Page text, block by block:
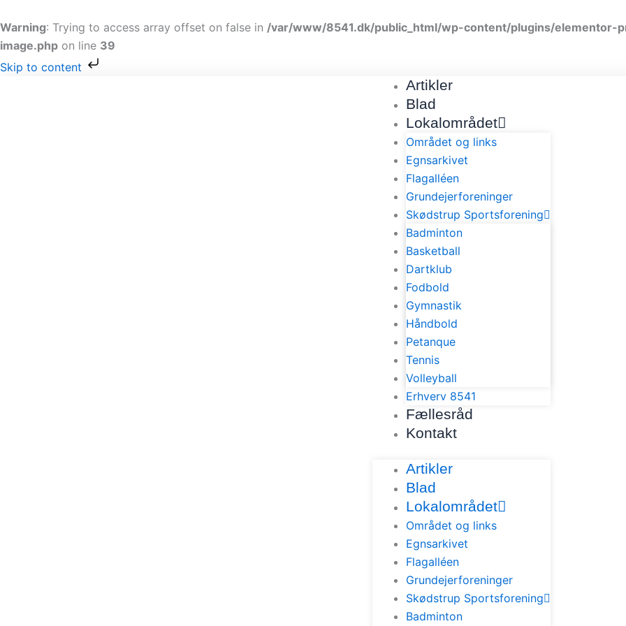
Warning: Trying to access array offset on false in /var/www/8541.dk/public_html/wp-content/plugins/
image.php on line 39
Skip to content
til
indholdet
Artikler
Blad
Lokalområdet
Området og links
Egnsarkivet
Flagalléen
Grundejerforeninger
Skødstrup Sportsforening
Badminton
Basketball
Dartklub
Fodbold
Gymnastik
Håndbold
Petanque
Tennis
Volleyball
Erhverv 8541
Fællesråd
Kontakt
Artikler
Blad
Lokalområdet
Området og links
Egnsarkivet
Flagalléen
Grundejerforeninger
Skødstrup Sportsforening
Badminton